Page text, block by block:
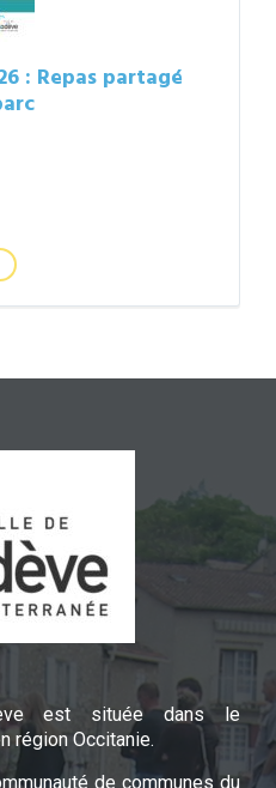
: Repas partagé
est située dans le
région Occitanie.
de communes du